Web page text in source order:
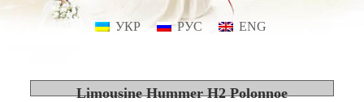
УКР РУС ENG
Limousine Hummer H2 Polonnoe